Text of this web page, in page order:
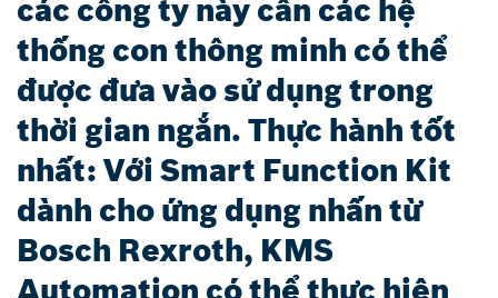
các công ty này cần các hệ
thống con thông minh có thể
được đưa vào sử dụng trong
thời gian ngắn. Thực hành tốt
nhất: Với Smart Function Kit
dành cho ứng dụng nhấn từ
Bosch Rexroth, KMS